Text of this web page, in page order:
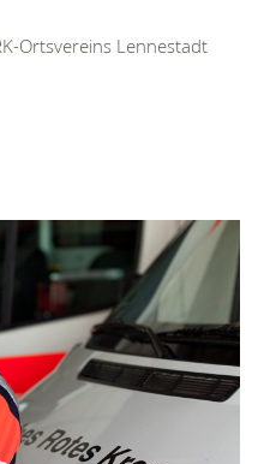
Ortsvereins Lennestadt